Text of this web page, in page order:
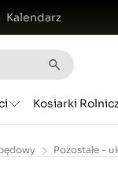
Kalendarz
Kosiarki
Pozostałe -